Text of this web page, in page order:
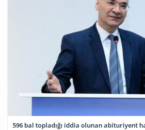
596 bal topladığı iddia olunan abituriyent